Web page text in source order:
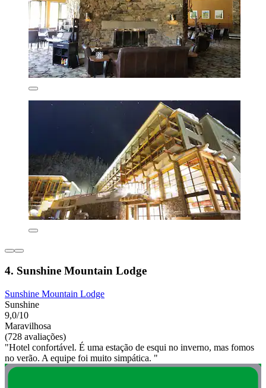
4. Sunshine Mountain Lodge
Sunshine Mountain Lodge
Sunshine
9,0/10
Maravilhosa
(728 avaliações)
"Hotel confortável. É uma estação de esqui no inverno, mas fomos
no verão. A equipe foi muito simpática. "